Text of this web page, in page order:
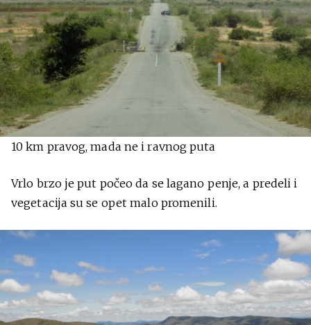
10 km pravog, mada ne i ravnog puta
Vrlo brzo je put počeo da se lagano penje, a predeli i
vegetacija su se opet malo promenili.